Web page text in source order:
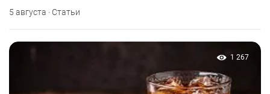
5 августа · Статьи
1 267